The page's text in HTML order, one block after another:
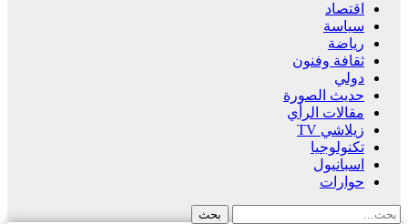
اقتصاد
سياسة
رياضة
ثقافة وفنون
دولي
حديث الصورة
مقالات الرأي
زيلاشي TV
تكنولوجيا
اسبانيول
حوارات